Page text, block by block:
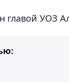
главой УОЗ